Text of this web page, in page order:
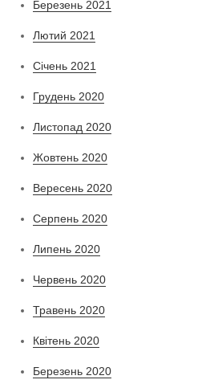
Березень 2021
Лютий 2021
Січень 2021
Грудень 2020
Листопад 2020
Жовтень 2020
Вересень 2020
Серпень 2020
Липень 2020
Червень 2020
Травень 2020
Квітень 2020
Березень 2020